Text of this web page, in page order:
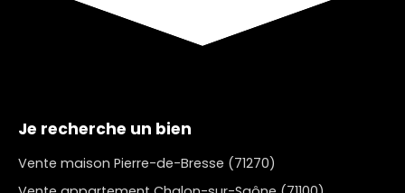
Je recherche un bien
Vente maison Pierre-de-Bresse (71270)